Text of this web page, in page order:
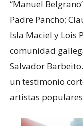
“Manuel
Padre Pancho;
Isla Maciel y Lois
comunidad
Salvador
un testimonio
artistas